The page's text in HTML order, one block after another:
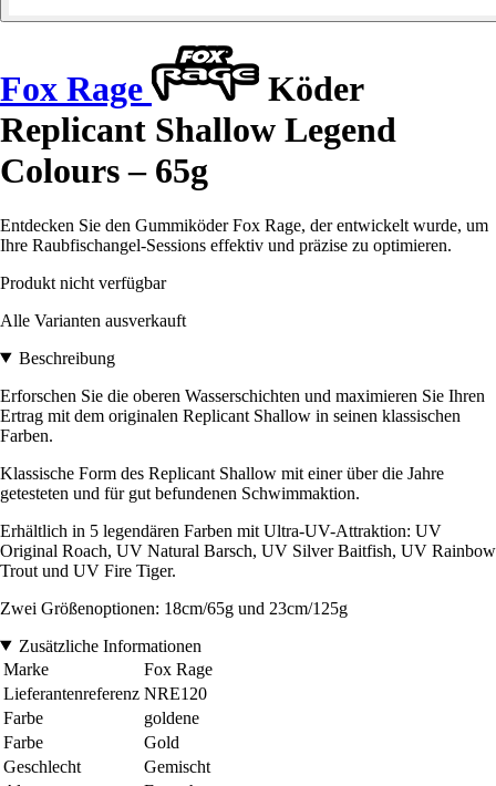
Fox Rage
Köder
Replicant Shallow Legend
Colours – 65g
Entdecken Sie den Gummiköder Fox Rage, der entwickelt wurde, um
Ihre Raubfischangel-Sessions effektiv und präzise zu optimieren.
Produkt nicht verfügbar
Alle Varianten ausverkauft
Beschreibung
Erforschen Sie die oberen Wasserschichten und maximieren Sie Ihren
Ertrag mit dem originalen Replicant Shallow in seinen klassischen
Farben.
Klassische Form des Replicant Shallow mit einer über die Jahre
getesteten und für gut befundenen Schwimmaktion.
Erhältlich in 5 legendären Farben mit Ultra-UV-Attraktion: UV
Original Roach, UV Natural Barsch, UV Silver Baitfish, UV Rainbow
Trout und UV Fire Tiger.
Zwei Größenoptionen: 18cm/65g und 23cm/125g
Zusätzliche Informationen
Marke
Fox Rage
Lieferantenreferenz NRE120
Farbe
goldene
Farbe
Gold
Geschlecht
Gemischt